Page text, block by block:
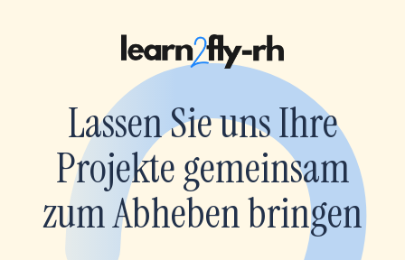
Lassen Sie uns Ihre
Projekte gemeinsam
zum Abheben bringen